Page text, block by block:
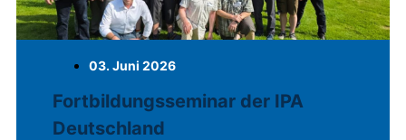
03. Juni 2026
Fortbildungsseminar der IPA
Deutschland